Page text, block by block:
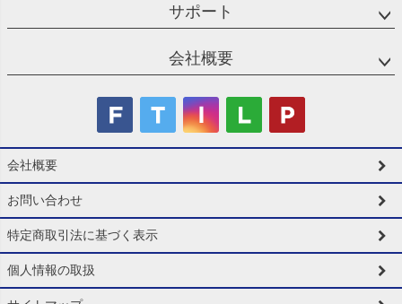
サポート
会社概要
会社概要
お問い合わせ
特定商取引法に基づく表示
個人情報の取扱